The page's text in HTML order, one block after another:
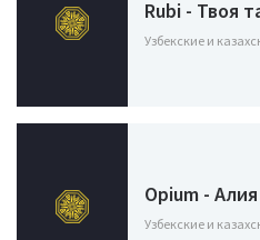
Rubi - Твоя
Узбекские и
Opium - Алия
Узбекские и